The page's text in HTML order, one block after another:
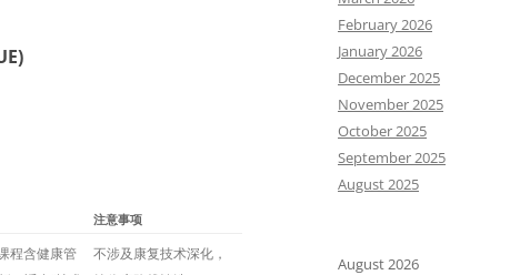
注意事项
程含健康管
不涉及康复技术深化，
February 2026
January 2026
December 2025
November 2025
October 2025
September 2025
August 2025
August 2026